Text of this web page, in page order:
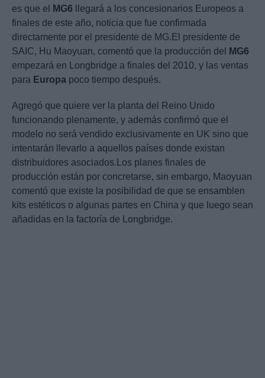
es que el
MG6 llegará a los concesionarios Europeos a
finales de este año, noticia que fue confirmada
directamente por el presidente de MG.El presidente de
SAIC, Hu Maoyuan, comentó que la producción del
MG6
empezará en Longbridge a finales del 2010, y las ventas
para Europa poco tiempo después.
Agregó que quiere ver la planta del Reino Unido
funcionando plenamente, y además confirmó que el
modelo no será vendido exclusivamente en UK sino que
intentarán llevarlo a aquellos países donde existan
distribuidores asociados.Los planes finales de
producción están por concretarse, sin embargo, Maoyuan
comentó que existe la posibilidad de que se ensamblen
kits estéticos o algunas partes en China y que luego sean
añadidas en la factoría de Longbridge.